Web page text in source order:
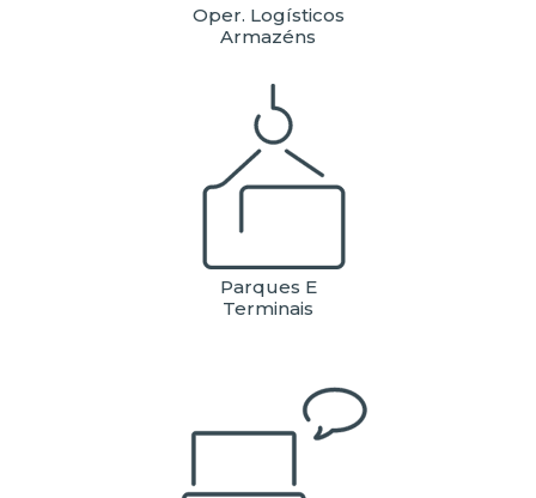
Oper. Logísticos
Armazéns
Parques E
Terminais